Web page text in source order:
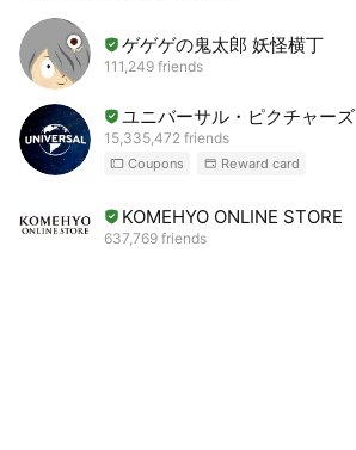
ゲゲゲの鬼太郎 妖怪横丁
111,249 friends
ユニバーサル・ピクチャーズ
15,335,472 friends
Coupons Reward card
KOMEHYO ONLINE STORE
637,769 friends